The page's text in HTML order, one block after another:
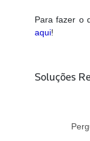
Para fazer o
aqui!
Soluções